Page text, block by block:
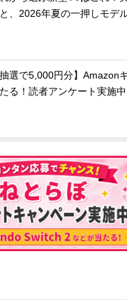
、2026年夏の一押しモデ
抽選で5,000円分】Amazon
る！読者アンケート実施中